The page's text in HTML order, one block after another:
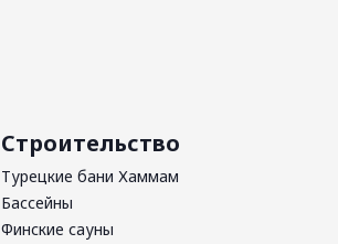
Строительство
Турецкие бани Хаммам
Бассейны
Финские сауны